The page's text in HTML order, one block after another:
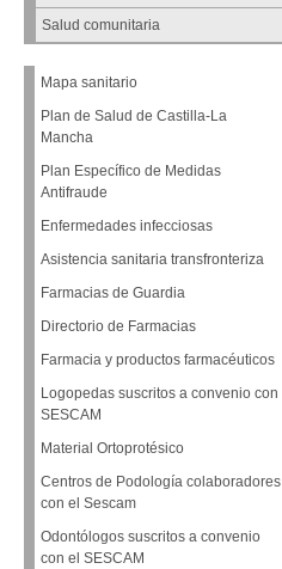
Salud comunitaria
Mapa sanitario
Plan de Salud de Castilla-La
Mancha
Plan Específico de Medidas
Antifraude
Enfermedades infecciosas
Asistencia sanitaria transfronteriza
Farmacias de Guardia
Directorio de Farmacias
Farmacia y productos farmacéuticos
Logopedas suscritos a convenio con
SESCAM
Material Ortoprotésico
Centros de Podología colaboradores
con el Sescam
Odontólogos suscritos a convenio
con el SESCAM